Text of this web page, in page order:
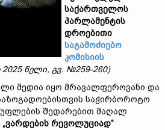
საქართველოს
პარლამენტის
დროებითი
საგამოძიებო
კომისიის
2025წელი, გვ. №259-260)
მედია იყო მრავალფეროვანი და
საჭირბოროტო
შედარებით მაღალ
„ვარდების რევოლუციად“